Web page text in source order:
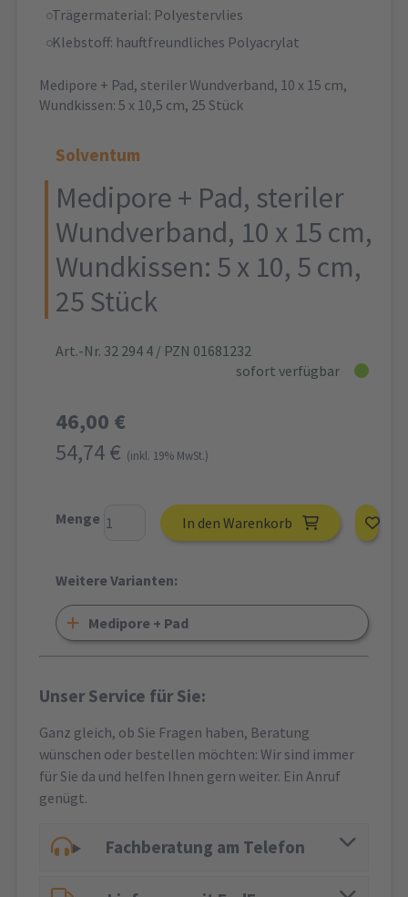
Trägermaterial: Polyestervlies
Klebstoff: hauftfreundliches Polyacrylat
Medipore + Pad, steriler Wundverband, 10 x 15 cm,
Wundkissen: 5 x 10,5 cm, 25 Stück
Solventum
Medipore + Pad, steriler
Wundverband, 10 x 15 cm,
Wundkissen: 5 x 10, 5 cm,
25 Stück
Art.-Nr. 32 294 4 / PZN 01681232
sofort verfügbar
46,00 €
54,74 € (inkl. 19% MwSt.)
Menge In den Warenkorb
Weitere Varianten:
Medipore + Pad
Unser Service für Sie:
Ganz gleich, ob Sie Fragen haben, Beratung
wünschen oder bestellen möchten: Wir sind immer
für Sie da und helfen Ihnen gern weiter. Ein Anruf
genügt.
Fachberatung am Telefon